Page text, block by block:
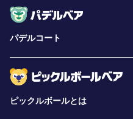
パデルコート
ピックルボールとは